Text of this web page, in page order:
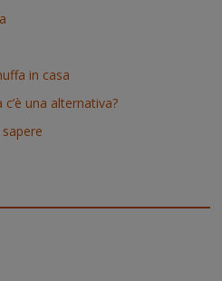
in casa
una alternativa?